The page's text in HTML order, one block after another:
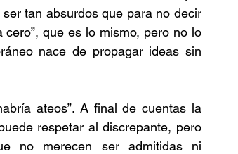
tan absurdos que para no decir
que es lo mismo, pero no lo
nace de propagar ideas sin
ateos”. A final de cuentas la
respetar al discrepante, pero
no merecen ser admitidas ni